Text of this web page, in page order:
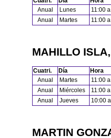
Anual
Lunes
11:00
Anual
Martes 11:00
MAHILLO
Cuatri. Día
Hora
Anual
Martes
11:00
Anual
Miércoles
11:00
Anual
Jueves 10:00
MARTIN